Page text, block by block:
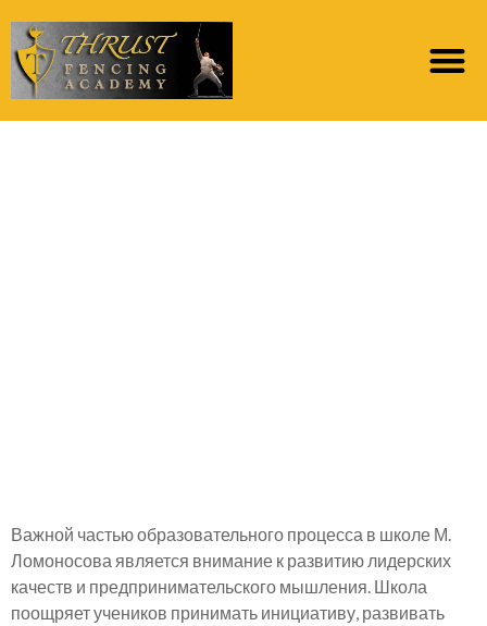
Важной частью образовательного процесса в школе М.
Ломоносова является внимание к развитию лидерских
качеств и предпринимательского мышления. Школа
поощряет учеников принимать инициативу, развивать